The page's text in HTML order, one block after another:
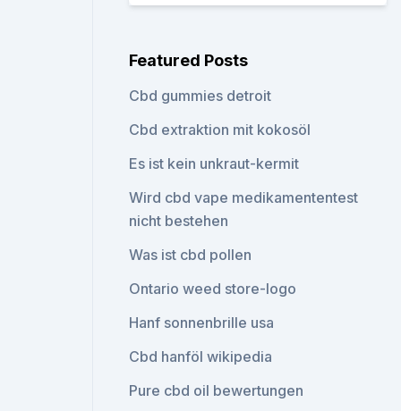
Featured Posts
Cbd gummies detroit
Cbd extraktion mit kokosöl
Es ist kein unkraut-kermit
Wird cbd vape medikamententest
nicht bestehen
Was ist cbd pollen
Ontario weed store-logo
Hanf sonnenbrille usa
Cbd hanföl wikipedia
Pure cbd oil bewertungen